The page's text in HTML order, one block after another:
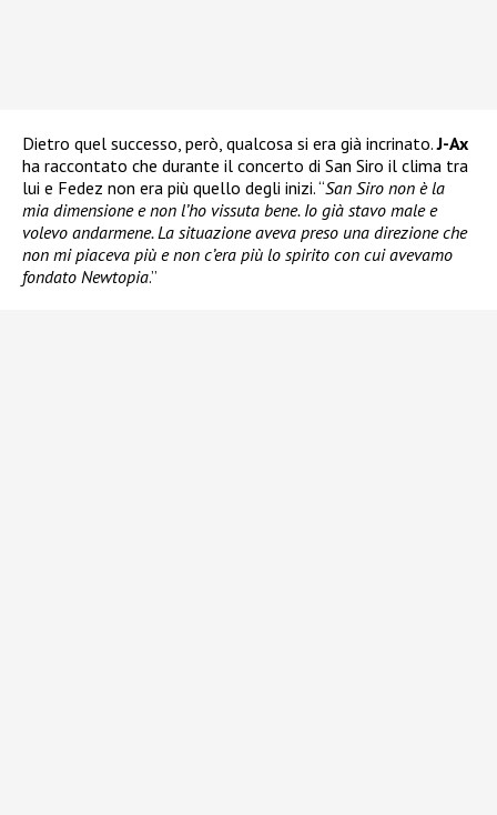
Dietro quel successo, però, qualcosa si era già incrinato.J-Ax
ha raccontato che durante il concerto di San Siro il clima tra
lui e Fedez non era più quello degli inizi. “San Siro non è la
mia dimensione e non l’ho vissuta bene. Io già stavo male e
volevo andarmene. La situazione aveva preso una direzione che
non mi piaceva più e non c’era più lo spirito con cui avevamo
fondato Newtopia.”